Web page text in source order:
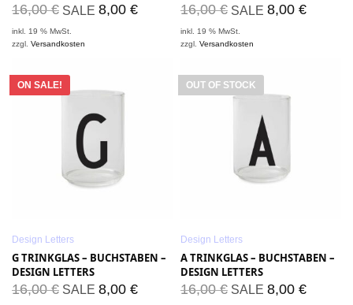
16,00€ SALE 8,00 €
inkl. 19 % MwSt.
zzgl.Versandkosten
16,00€ SALE 8,00 €
inkl. 19 % MwSt.
zzgl.Versandkosten
ON SALE!
Design Letters
G TRINKGLAS – BUCHSTABEN –
DESIGN LETTERS
16,00€ SALE 8,00 €
OUT OF STOCK
Design Letters
A TRINKGLAS – BUCHSTABEN –
DESIGN LETTERS
16,00€ SALE 8,00 €